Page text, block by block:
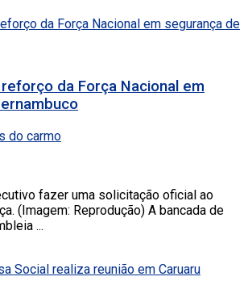
da Força Nacional em
do carmo
fazer uma solicitação oficial ao
(Imagem: Reprodução) A bancada de
...